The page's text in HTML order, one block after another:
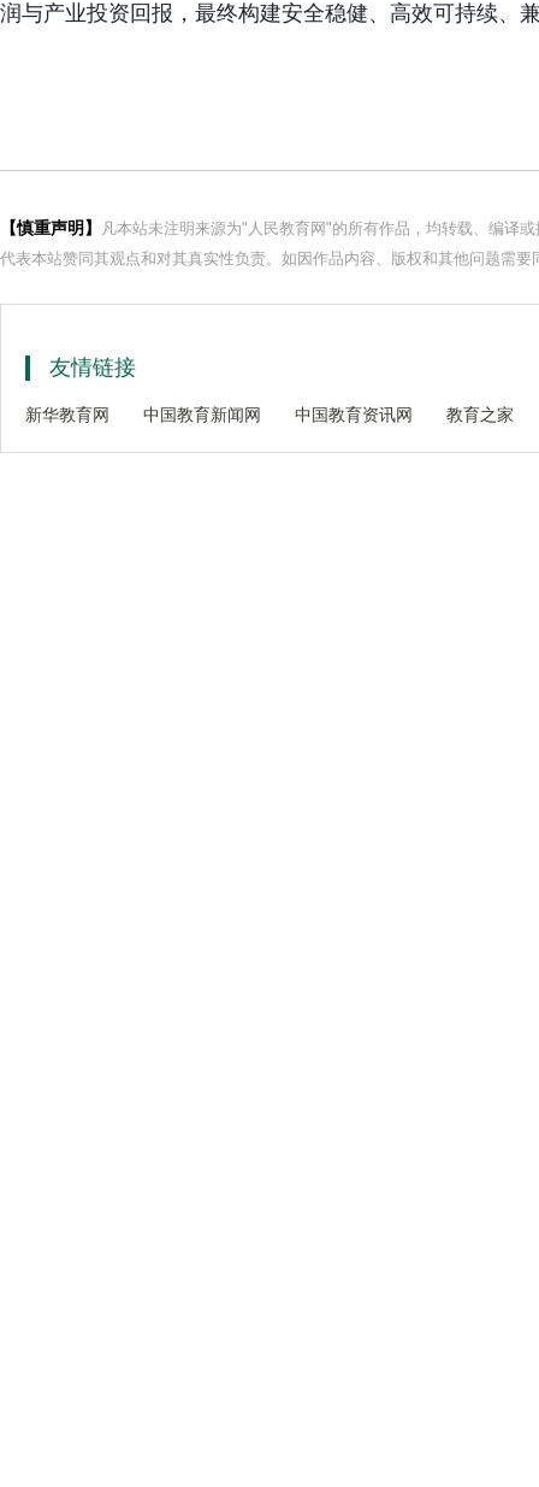
润与产业投资回报，最终构建安全稳健、高效可持续、
【慎重声明】
凡本站未注明来源为"人民教育网"的所有作品，均转载、编译
代表本站赞同其观点和对其真实性负责。如因作品内容、版权和其他问题需
友情链接
新华教育网 中国教育新闻网 中国教育资讯网 教育之家